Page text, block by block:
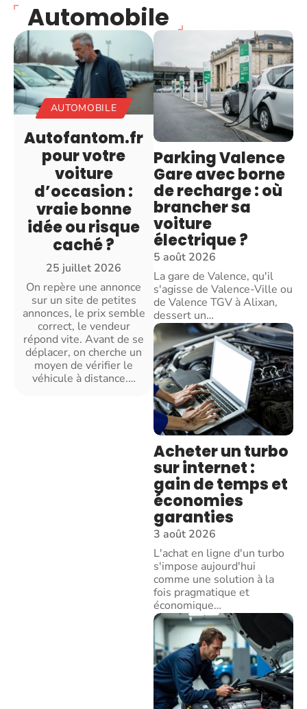
Automobile
AUTOMOBILE
Autofantom.fr
pour votre
voiture
d’occasion :
vraie bonne
idée ou risque
caché ?
25 juillet 2026
On repère une annonce
sur un site de petites
annonces, le prix semble
correct, le vendeur
répond vite. Avant de se
déplacer, on cherche un
moyen de vérifier le
véhicule à distance.…
Parking Valence
Gare avec borne
de recharge : où
brancher sa
voiture
électrique ?
5 août 2026
La gare de Valence, qu'il
s'agisse de Valence-Ville ou
de Valence TGV à Alixan,
dessert un…
Acheter un turbo
sur internet :
gain de temps et
économies
garanties
3 août 2026
L'achat en ligne d'un turbo
s'impose aujourd'hui
comme une solution à la
fois pragmatique et
économique…